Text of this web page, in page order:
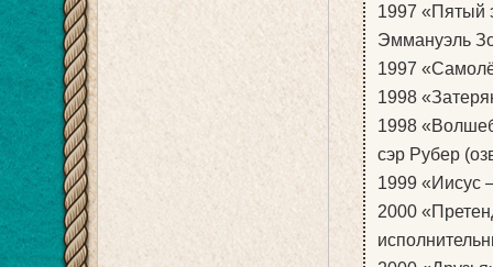
1997 «Пятый
Эммануэль
1997
1998
1998
сэр Рубер
1999 «Иисус
2000